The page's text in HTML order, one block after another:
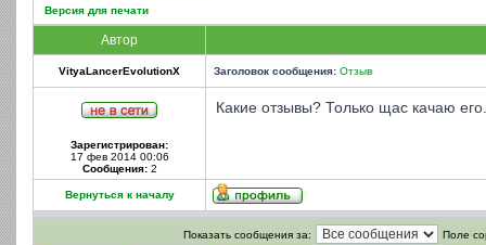
Версия для печати
Автор
VityaLancerEvolutionX Заголовок сообщения: Отзыв
Зарегистрирован:
17 фев 2014 00:06
Сообщения:2
Какие отзывы? Только щас качаю его.
Вернуться к началу
Показать сообщения за: Поле